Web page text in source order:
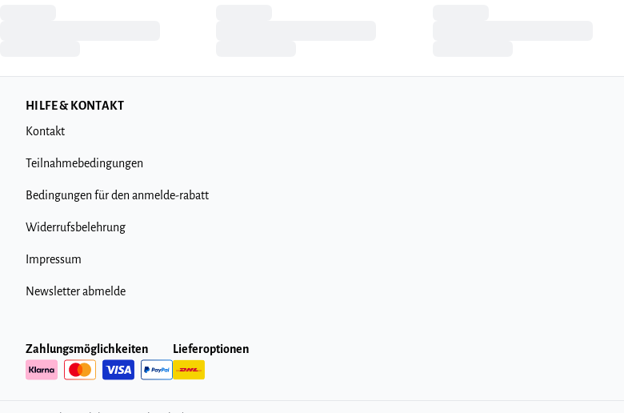
HILFE & KONTAKT
Kontakt
Teilnahmebedingungen
Bedingungen für den anmelde-rabatt
Widerrufsbelehrung
Impressum
Newsletter abmelde
Zahlungsmöglichkeiten Lieferoptionen